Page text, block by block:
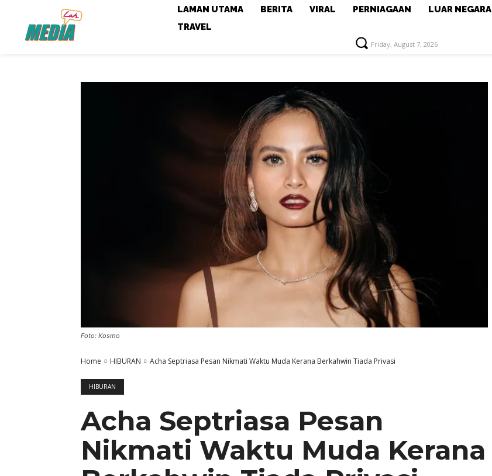
LAMAN UTAMA BERITA VIRAL PERNIAGAAN LUAR NEGARA
TRAVEL
Friday, August 7, 2026
Foto: Kosmo
Home HIBURAN Acha Septriasa Pesan Nikmati Waktu Muda Kerana Berkahwin Tiada Privasi
HIBURAN
Acha Septriasa Pesan
Nikmati Waktu Muda Kerana